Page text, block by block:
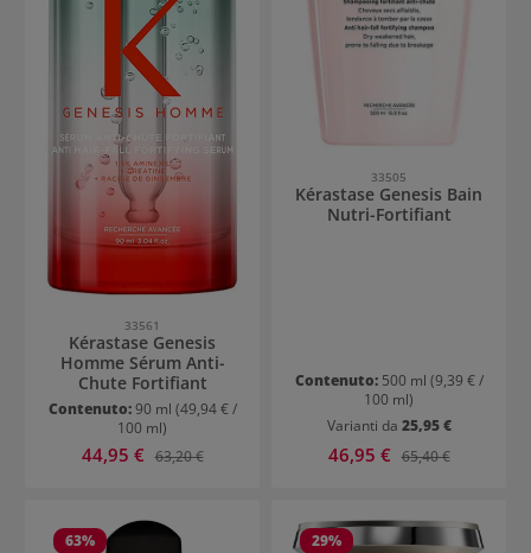
33561
Kérastase Genesis
Homme Sérum Anti-
Chute Fortifiant
Contenuto:90 ml (49,94 € /
100 ml)
Prezzo di vendita:
44,95 € Prezzo normale:
63,20 €
33505
Kérastase Genesis Bain
Nutri-Fortifiant
Contenuto: 500 ml (9,39 € /
100 ml)
Varianti da 25,95 €
Prezzo di vendita:
46,95 € Prezzo normale:
65,40 €
63% 29%